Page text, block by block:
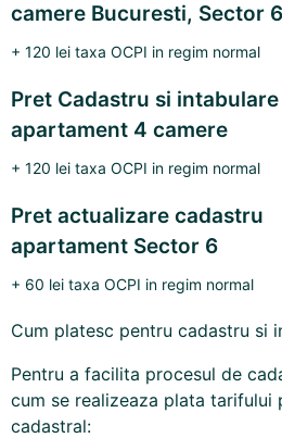
camere Bucuresti, Sector 6
+ 120 lei taxa OCPI in regim normal
Pret Cadastru si intabulare
apartament 4 camere
+ 120 lei taxa OCPI in regim normal
Pret actualizare cadastru
apartament Sector 6
+ 60 lei taxa OCPI in regim normal
Cum platesc pentru cadastru si
Pentru a facilita procesul de
cum se realizeaza plata tarifului
cadastral: